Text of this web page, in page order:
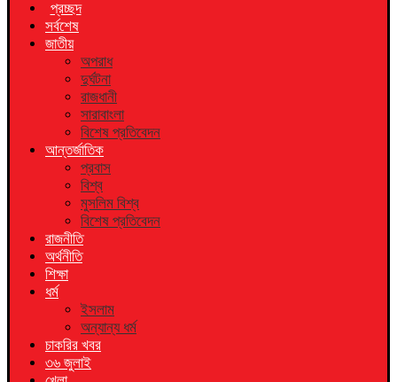
প্রচ্ছদ
সর্বশেষ
জাতীয়
অপরাধ
দুর্ঘটনা
রাজধানী
সারাবাংলা
বিশেষ প্রতিবেদন
আন্তর্জাতিক
প্রবাস
বিশ্ব
মুসলিম বিশ্ব
বিশেষ প্রতিবেদন
রাজনীতি
অর্থনীতি
শিক্ষা
ধর্ম
ইসলাম
অন্যান্য ধর্ম
চাকরির খবর
৩৬ জুলাই